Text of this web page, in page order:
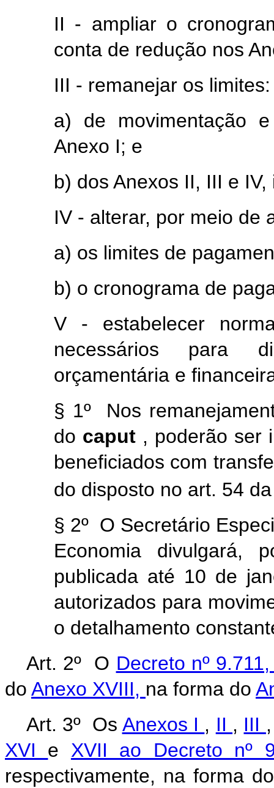
II - ampliar o
conta de redução nos
III - remanejar os limites:
a) de movimentação
Anexo I; e
b) dos Anexos II, III e
IV - alterar, por meio de
a) os limites de
b) o cronograma de
V - estabelecer
necessários para
orçamentária e
§ 1º Nos
do caput , poderão ser
beneficiados com
do disposto no art. 54
§ 2º O Secretário
Economia divulgará,
publicada até 10 de
autorizados para
o detalhamento
Art. 2º O Decreto nº
do Anexo XVIII, na forma do
Art. 3º Os Anexos I , II , III
XVI e XVII ao Decreto nº
respectivamente, na forma